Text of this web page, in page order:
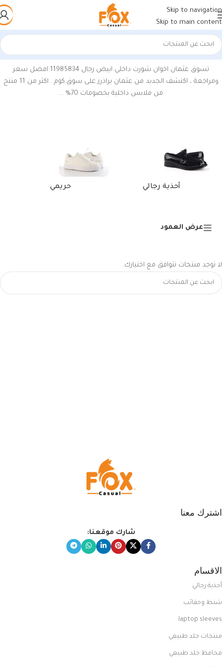
Skip to navigation
Skip to main content
الرئيسية/منتجات تحت الوسم “طقم داخلي رجالي عثمان”
تسوق عثمان اخوان شورت داخلي ابيض رجال 11985834 افضل سعر
ومراجعة ، اكتشف الجديد من عثمان براذرز على سوق.كوم . اكثر من 11 منتج
من ملابس داخلية بخصومات 70% …
أحذية رجالي حريمي
عرض العمود
لا توجد منتجات تتوافق مع اختيارك.
اشترك معنا
شارك موقعنا:
الاقسام
أحذية رجالي
شنط وحقائب
laptop sleeves
منتجات جلد طبيعي
محافظ جلد طبيعي